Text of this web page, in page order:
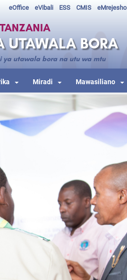
eMrejesho
CMIS
ESS
eVibali
eOffice
UTAWALA BORA
ya utawala bora na utu wa mtu
Miradi Mawasiliano